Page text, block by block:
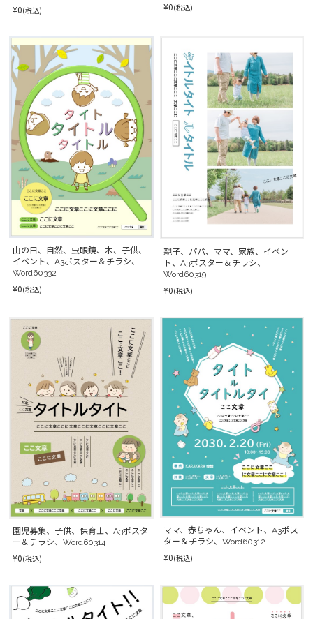
¥0(税込) ¥0(税込)
山の日、自然、虫眼鏡、木、子供、
イベント、A3ポスター＆チラシ、
Word60332
¥0(税込)
親子、パパ、ママ、家族、イベン
ト、A3ポスター＆チラシ、
Word60319
¥0(税込)
園児募集、子供、保育士、A3ポスタ
ー＆チラシ、Word60314
¥0(税込)
ママ、赤ちゃん、イベント、A3ポス
ター＆チラシ、Word60312
¥0(税込)